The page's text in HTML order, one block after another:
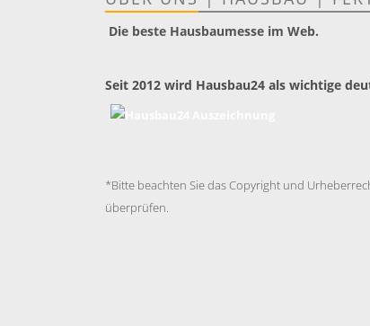
Die beste Hausbaumesse im Web.
Seit 2012 wird Hausbau24 als wichtige
*Bitte beachten Sie das Copyright und
überprüfen.